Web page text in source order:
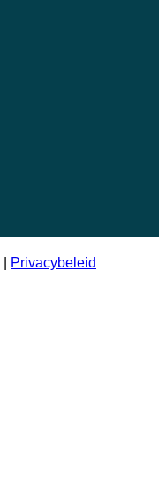
| Privacybeleid